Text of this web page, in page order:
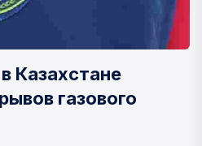
Казахстане
газового